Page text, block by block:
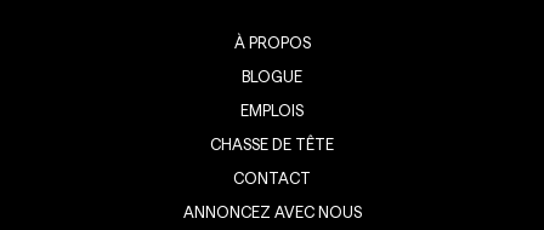
À PROPOS
BLOGUE
EMPLOIS
CHASSE DE TÊTE
CONTACT
ANNONCEZ AVEC NOUS